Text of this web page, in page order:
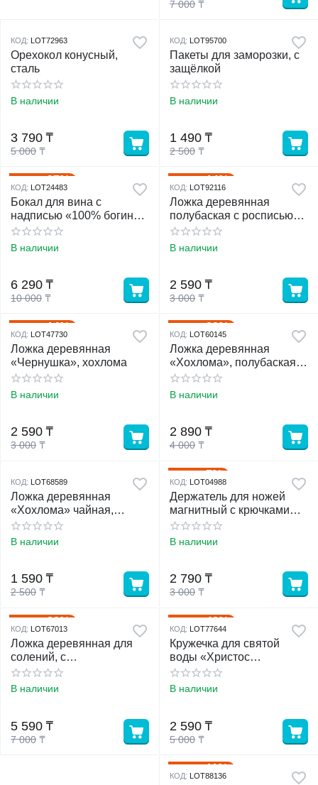
7 000 ₸
КОД: LOT72963
Орехокол конусный,
сталь
В наличии
5 000 ₸
3 790 ₸
КОД: LOT95700
Пакеты для заморозки, с
защёлкой
В наличии
2 500 ₸
1 490 ₸
37%
КОД: LOT24483
Бокал для вина с
надписью «100% богиня»,
630 мл
В наличии
10 000 ₸
6 290 ₸
14%
КОД: LOT92116
Ложка деревянная
полубаская с росписью
ягодка, 19×6 см,
В наличии
3 000 ₸
2 590 ₸
14%
КОД: LOT47730
Ложка деревянная
«Чернушка», хохлома
В наличии
3 000 ₸
2 590 ₸
28%
КОД: LOT60145
Ложка деревянная
«Хохлома», полубаская,
традиционная роспись
В наличии
4 000 ₸
2 890 ₸
КОД: LOT68589
Ложка деревянная
«Хохлома» чайная,
красная
В наличии
2 500 ₸
1 590 ₸
7%
КОД: LOT04988
Держатель для ножей
магнитный с крючками
«Линия», 34 см
В наличии
3 000 ₸
2 790 ₸
20%
КОД: LOT67013
Ложка деревянная для
солений, с
художественной
росписью, чёрная,
В наличии
7 000 ₸
5 590 ₸
48%
КОД: LOT77644
Кружечка для святой
воды «Христос
Воскресе!» на пасху,
5.5*4*3 см
В наличии
5 000 ₸
2 590 ₸
11%
КОД: LOT88136